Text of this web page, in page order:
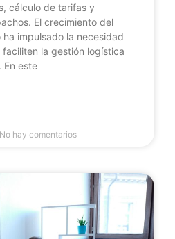
cálculo de tarifas y
El crecimiento del
impulsado la necesidad
la gestión logística
En este
No hay comentarios